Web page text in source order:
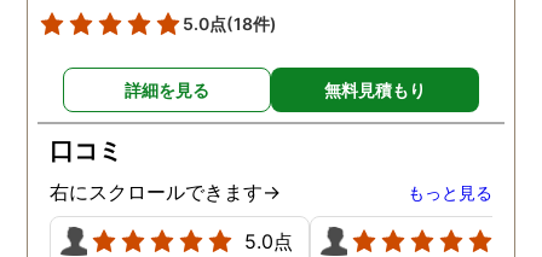
5.0点(18件)
詳細を見る 無料見積もり
口コミ
右にスクロールできます→ もっと見る
5.0点